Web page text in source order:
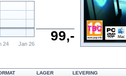
24 Jan 26
99,-
LAGER LEVERING